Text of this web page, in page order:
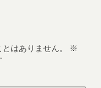
はありません。
※